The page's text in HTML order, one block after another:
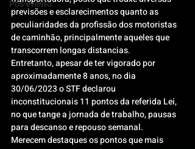
Pós-evento
previsões e esclarecimentos quanto as
peculiaridades da profissão dos motoristas
de caminhão, principalmente aqueles que
transcorrem longas distancias.
Entretanto, apesar de ter vigorado por
aproximadamente 8 anos, no dia
30/06/2023 o STF declarou
inconstitucionais 11 pontos da referida Lei,
no que tange a jornada de trabalho, pausas
para descanso e repouso semanal.
Merecem destaques os pontos que mais